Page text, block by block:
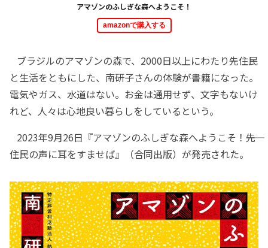
アマゾンのふしぎな森へようこそ！
amazonで購入する
ブラジルのアマゾンの森で、2000日以上にわたり先住民
と生活をともにした、南研子さんの体験が書籍になった。
電気やガス、水道はない。お金は通用せず、文字もないけ
れど、人々は心地良い暮らしをしているという。
2023年9月26日『アマゾンのふしぎな森へようこそ！――先
住民の声に耳をすませば』（合同出版）が発売された。